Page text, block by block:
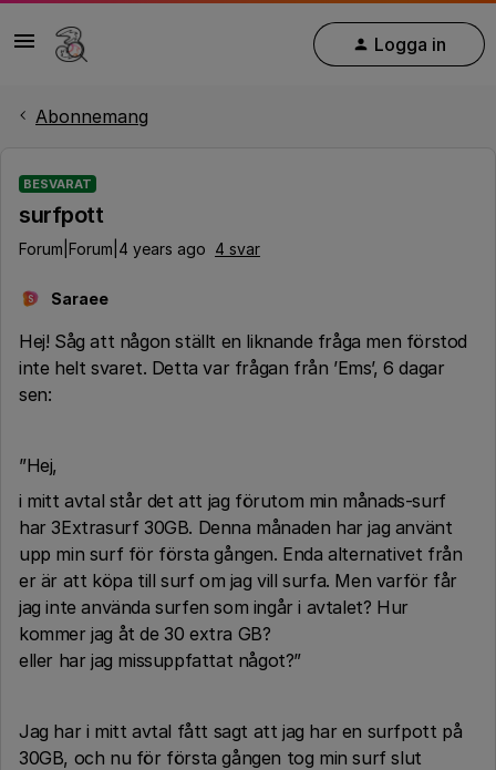
Logga in
Abonnemang
BESVARAT
surfpott
Forum|Forum|4 years ago 4 svar
S Saraee
Hej! Såg att någon ställt en liknande fråga men förstod
inte helt svaret. Detta var frågan från ’Ems’, 6 dagar
sen:
”Hej,
i mitt avtal står det att jag förutom min månads-surf
har 3Extrasurf 30GB. Denna månaden har jag använt
upp min surf för första gången. Enda alternativet från
er är att köpa till surf om jag vill surfa. Men varför får
jag inte använda surfen som ingår i avtalet? Hur
kommer jag åt de 30 extra GB?
eller har jag missuppfattat något?”
Jag har i mitt avtal fått sagt att jag har en surfpott på
30GB, och nu för första gången tog min surf slut